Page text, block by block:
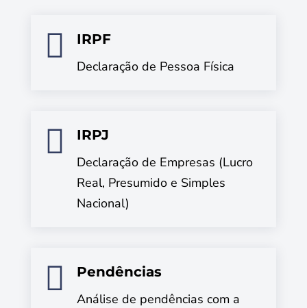

IRPF
Declaração de Pessoa Física

IRPJ
Declaração de Empresas (Lucro
Real, Presumido e Simples
Nacional)

Pendências
Análise de pendências com a